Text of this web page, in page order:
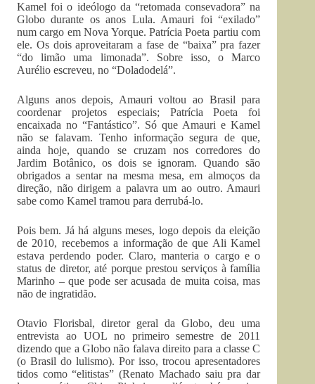
Kamel foi o ideólogo da “retomada consevadora” na
Globo durante os anos Lula. Amauri foi “exilado”
num cargo em Nova Yorque. Patrícia Poeta partiu com
ele. Os dois aproveitaram a fase de “baixa” pra fazer
“do limão uma limonada”. Sobre isso, o Marco
Aurélio escreveu, no “Doladodelá”.
Alguns anos depois, Amauri voltou ao Brasil para
coordenar projetos especiais; Patrícia Poeta foi
encaixada no “Fantástico”. Só que Amauri e Kamel
não se falavam. Tenho informação segura de que,
ainda hoje, quando se cruzam nos corredores do
Jardim Botânico, os dois se ignoram. Quando são
obrigados a sentar na mesma mesa, em almoços da
direção, não dirigem a palavra um ao outro. Amauri
sabe como Kamel tramou para derrubá-lo.
Pois bem. Já há alguns meses, logo depois da eleição
de 2010, recebemos a informação de que Ali Kamel
estava perdendo poder. Claro, manteria o cargo e o
status de diretor, até porque prestou serviços à família
Marinho – que pode ser acusada de muita coisa, mas
não de ingratidão.
Otavio Florisbal, diretor geral da Globo, deu uma
entrevista ao UOL no primeiro semestre de 2011
dizendo que a Globo não falava direito para a classe C
(o Brasil do lulismo). Por isso, trocou apresentadores
tidos como “elitistas” (Renato Machado saiu pra dar